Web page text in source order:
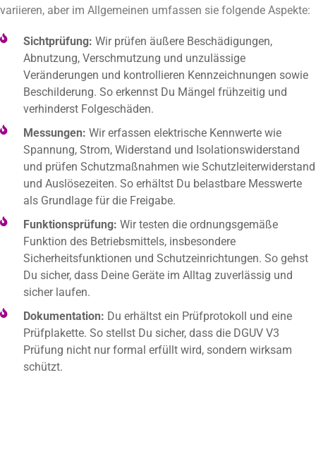
variieren, aber im Allgemeinen umfassen sie folgende Aspekte:
Sichtprüfung: Wir prüfen äußere Beschädigungen,
Abnutzung, Verschmutzung und unzulässige
Veränderungen und kontrollieren Kennzeichnungen sowie
Beschilderung. So erkennst Du Mängel frühzeitig und
verhinderst Folgeschäden.
Messungen: Wir erfassen elektrische Kennwerte wie
Spannung, Strom, Widerstand und Isolationswiderstand
und prüfen Schutzmaßnahmen wie Schutzleiterwiderstand
und Auslösezeiten. So erhältst Du belastbare Messwerte
als Grundlage für die Freigabe.
Funktionsprüfung: Wir testen die ordnungsgemäße
Funktion des Betriebsmittels, insbesondere
Sicherheitsfunktionen und Schutzeinrichtungen. So gehst
Du sicher, dass Deine Geräte im Alltag zuverlässig und
sicher laufen.
Dokumentation: Du erhältst ein Prüfprotokoll und eine
Prüfplakette. So stellst Du sicher, dass die DGUV V3
Prüfung nicht nur formal erfüllt wird, sondern wirksam
schützt.